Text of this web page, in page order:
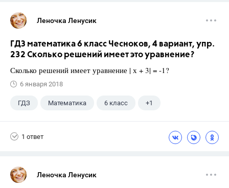
Леночка Ленусик
ГДЗ математика 6 класс Чесноков, 4 вариант, упр.
232 Сколько решений имеет это уравнение?
Сколько решений имеет уравнение | х + 3| = -1?
6 января 2018
ГДЗ Математика 6 класс +1
1 ответ
Леночка Ленусик